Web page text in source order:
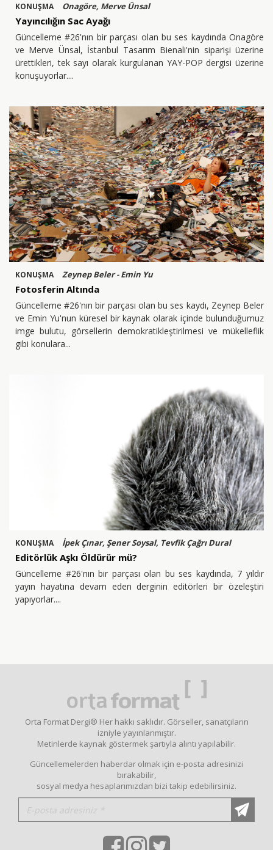
KONUŞMA Onagöre, Merve Ünsal
Yayıncılığın Sac Ayağı
Güncelleme #26'nın bir parçası olan bu ses kaydında Onagöre
ve Merve Ünsal, İstanbul Tasarım Bienali'nin siparişi üzerine
ürettikleri, tek sayı olarak kurgulanan YAY-POP dergisi üzerine
konuşuyorlar.
KONUŞMA Zeynep Beler - Emin Yu
Fotosferin Altında
Güncelleme #26'nın bir parçası olan bu ses kaydı, Zeynep Beler
ve Emin Yu'nun küresel bir kaynak olarak içinde bulunduğumuz
imge bulutu, görsellerin demokratikleştirilmesi ve mükelleflik
gibi konulara
KONUŞMA İpek Çınar, Şener Soysal, Tevfik Çağrı Dural
Editörlük Aşkı Öldürür mü?
Güncelleme #26'nın bir parçası olan bu ses kaydında, 7 yıldır
yayın hayatına devam eden derginin editörleri bir özeleştiri
yapıyorlar.
Orta Format Dergi® Her hakkı saklıdır. Görseller, sanatçıların
izniyle yayınlanmıştır.
Metinlerde kaynak göstermek şartıyla alıntı yapılabilir.
Güncellemelerden haberdar olmak için e-posta adresinizi
bırakabilir,
sosyal medya hesaplarımızdan bizi takip edebilirsiniz.